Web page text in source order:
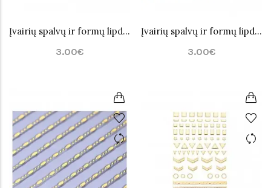
Įvairių spalvų ir formų lipdukai nagų dailei Nr.3
3.00€
Įvairių spalvų ir formų lipdukai nagų dailei Nr.4
3.00€